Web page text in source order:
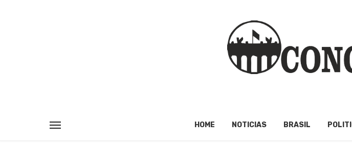
HOME NOTICIAS BRASIL